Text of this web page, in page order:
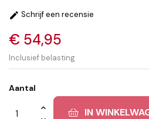
 Schrijf een recensie
€ 54,95
Inclusief belasting
Aantal
IN